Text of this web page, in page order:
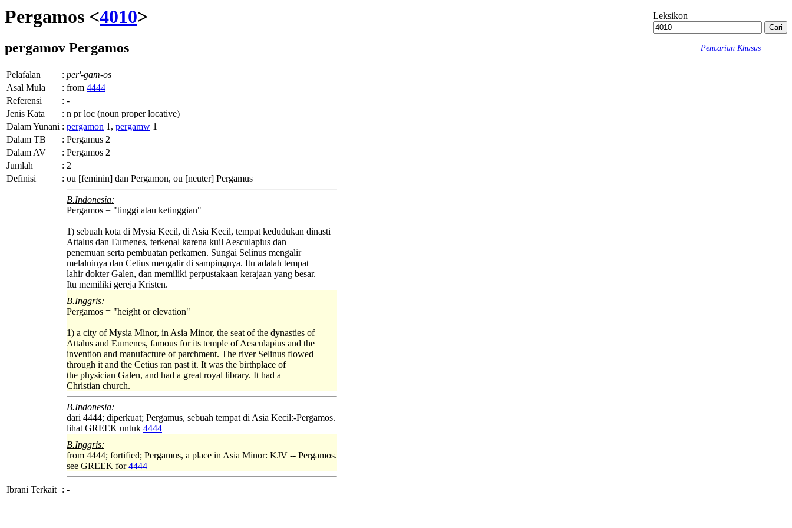
Leksikon
Pencarian Khusus
Pergamos <4010>
pergamov Pergamos
Pelafalan : per'-gam-os
Asal Mula
: from 4444
Referensi
: -
Jenis Kata
: n pr loc (noun proper locative)
Dalam Yunani : pergamon 1, pergamw 1
Dalam TB
: Pergamus 2
Dalam AV
: Pergamos 2
Jumlah
: 2
Definisi
: ou [feminin] dan Pergamon, ou [neuter] Pergamus
B.Indonesia:
Pergamos = "tinggi atau ketinggian"
1) sebuah kota di Mysia Kecil, di Asia Kecil, tempat kedudukan dinasti
Attalus dan Eumenes, terkenal karena kuil Aesculapius dan
penemuan serta pembuatan perkamen. Sungai Selinus mengalir
melaluinya dan Cetius mengalir di sampingnya. Itu adalah tempat
lahir dokter Galen, dan memiliki perpustakaan kerajaan yang besar.
Itu memiliki gereja Kristen.
B.Inggris:
Pergamos = "height or elevation"
1) a city of Mysia Minor, in Asia Minor, the seat of the dynasties of
Attalus and Eumenes, famous for its temple of Aesculapius and the
invention and manufacture of parchment. The river Selinus flowed
through it and the Cetius ran past it. It was the birthplace of
the physician Galen, and had a great royal library. It had a
Christian church.
B.Indonesia:
dari 4444; diperkuat; Pergamus, sebuah tempat di Asia Kecil:-Pergamos.
lihat GREEK untuk 4444
B.Inggris:
from 4444; fortified; Pergamus, a place in Asia Minor: KJV -- Pergamos.
see GREEK for4444
Ibrani Terkait : -